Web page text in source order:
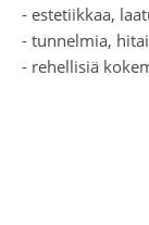
- estetiikkaa,
- tunnelmia,
- rehellisiä